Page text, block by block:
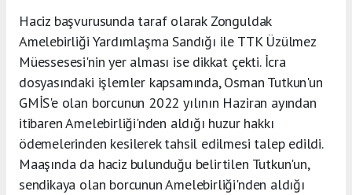
Haciz başvurusunda taraf olarak Zonguldak
Amelebirliği Yardımlaşma Sandığı ile TTK Üzülmez
Müessesesi'nin yer alması ise dikkat çekti. İcra
dosyasındaki işlemler kapsamında, Osman Tutkun'un
GMİS'e olan borcunun 2022 yılının Haziran ayından
itibaren Amelebirliği'nden aldığı huzur hakkı
ödemelerinden kesilerek tahsil edilmesi talep edildi.
Maaşında da haciz bulunduğu belirtilen Tutkun'un,
sendikaya olan borcunun Amelebirliği'nden aldığı